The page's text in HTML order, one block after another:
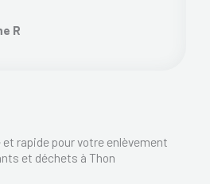
R
rapide pour votre enlèvement
et déchets à Thon